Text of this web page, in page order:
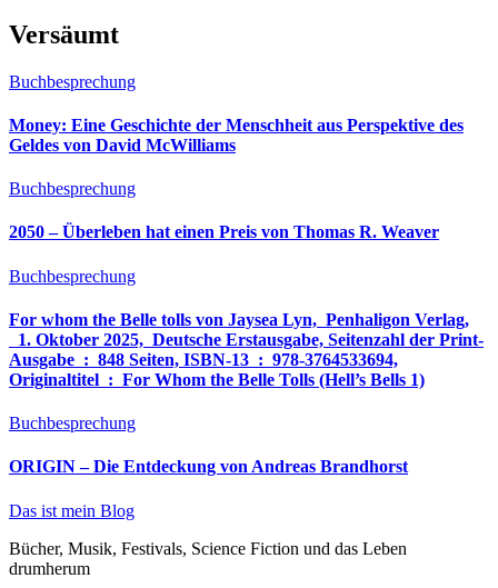
Versäumt
Buchbesprechung
Money: Eine Geschichte der Menschheit aus Perspektive des
Geldes von David McWilliams
Buchbesprechung
2050 – Überleben hat einen Preis von Thomas R. Weaver
Buchbesprechung
For whom the Belle tolls von Jaysea Lyn, ‎ Penhaligon Verlag,
‎ 1. Oktober 2025, ‎ Deutsche Erstausgabe, Seitenzahl der Print-
Ausgabe ‏ : ‎ 848 Seiten, ISBN-13 ‏ : ‎ 978-3764533694,
Originaltitel ‏ : ‎ For Whom the Belle Tolls (Hell’s Bells 1)
Buchbesprechung
ORIGIN – Die Entdeckung von Andreas Brandhorst
Das ist mein Blog
Bücher, Musik, Festivals, Science Fiction und das Leben
drumherum